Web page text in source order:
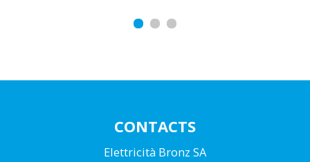
CONTACTS
Elettricità Bronz SA